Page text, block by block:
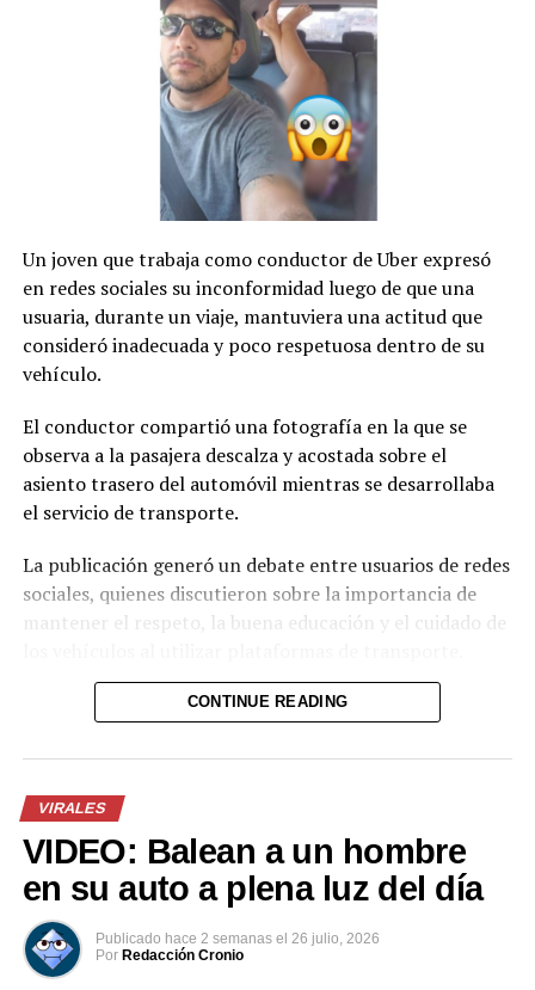
Un joven que trabaja como conductor de Uber expresó
en redes sociales su inconformidad luego de que una
usuaria, durante un viaje, mantuviera una actitud que
consideró inadecuada y poco respetuosa dentro de su
vehículo.
El conductor compartió una fotografía en la que se
observa a la pasajera descalza y acostada sobre el
asiento trasero del automóvil mientras se desarrollaba
el servicio de transporte.
La publicación generó un debate entre usuarios de redes
sociales, quienes discutieron sobre la importancia de
mantener el respeto, la buena educación y el cuidado de
El afectado explicó que decidió hacer pública la imagen
representó una falta de respeto hacia él como
conductor y hacia los futuros usuarios del servicio.
CONTINUE READING
VIRALES
VIDEO: Balean a un hombre
en su auto a plena luz del día
Publicado hace 2 semanas el 26 julio, 2026
Por Redacción Cronio